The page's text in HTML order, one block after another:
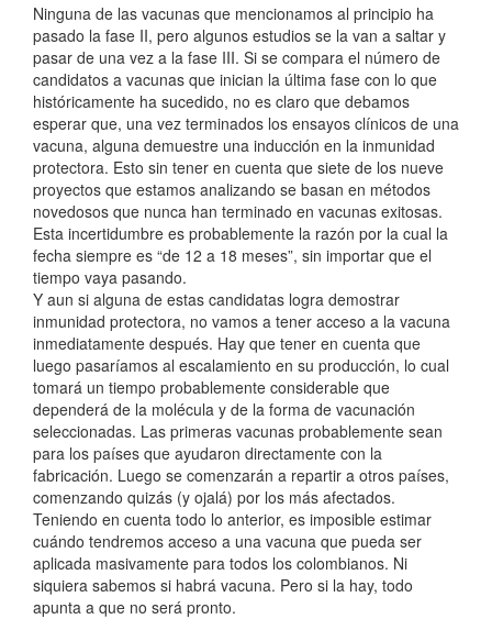
Ninguna de las vacunas que mencionamos al principio ha
pasado la fase II, pero algunos estudios se la van a saltar y
pasar de una vez a la fase III. Si se compara el número de
candidatos a vacunas que inician la última fase con lo que
históricamente ha sucedido, no es claro que debamos
esperar que, una vez terminados los ensayos clínicos de una
vacuna, alguna demuestre una inducción en la inmunidad
protectora. Esto sin tener en cuenta que siete de los nueve
proyectos que estamos analizando se basan en métodos
novedosos que nunca han terminado en vacunas exitosas.
Esta incertidumbre es probablemente la razón por la cual la
fecha siempre es “de 12 a 18 meses”, sin importar que el
tiempo vaya pasando.
Y aun si alguna de estas candidatas logra demostrar
inmunidad protectora, no vamos a tener acceso a la vacuna
inmediatamente después. Hay que tener en cuenta que
luego pasaríamos al escalamiento en su producción, lo cual
tomará un tiempo probablemente considerable que
dependerá de la molécula y de la forma de vacunación
seleccionadas. Las primeras vacunas probablemente sean
para los países que ayudaron directamente con la
fabricación. Luego se comenzarán a repartir a otros países,
comenzando quizás (y ojalá) por los más afectados.
Teniendo en cuenta todo lo anterior, es imposible estimar
cuándo tendremos acceso a una vacuna que pueda ser
aplicada masivamente para todos los colombianos. Ni
siquiera sabemos si habrá vacuna. Pero si la hay, todo
apunta a que no será pronto.